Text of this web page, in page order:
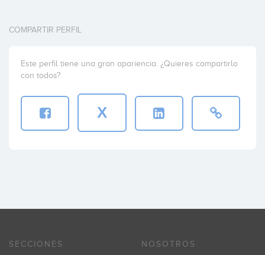
COMPARTIR PERFIL
Este perfil tiene una gran apariencia. ¿Quieres compartirlo
con todos?
X
SECCIONES NOSOTROS